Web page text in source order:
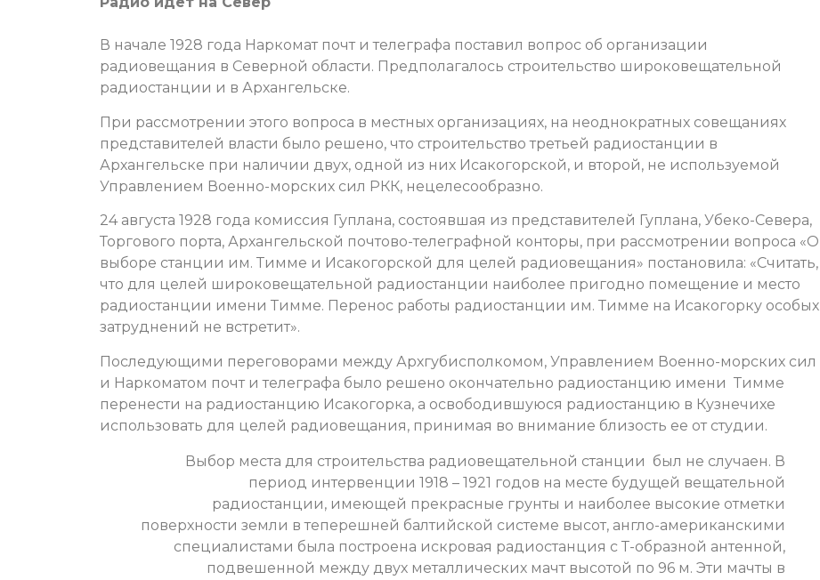
В начале 1928 года Наркомат почт и телеграфа поставил вопрос об организации
радиовещания в Северной области. Предполагалось строительство широковещательной
радиостанции и в Архангельске.
При рассмотрении этого вопроса в местных организациях, на неоднократных совещаниях
представителей власти было решено, что строительство третьей радиостанции в
Архангельске при наличии двух, одной из них Исакогорской, и второй, не используемой
Управлением Военно-морских сил РКК, нецелесообразно.
24 августа 1928 года комиссия Гуплана, состоявшая из представителей Гуплана, Убеко-Севера,
Торгового порта, Архангельской почтово-телеграфной конторы, при рассмотрении вопроса «О
выборе станции им. Тимме и Исакогорской для целей радиовещания» постановила: «Считать,
что для целей широковещательной радиостанции наиболее пригодно помещение и место
радиостанции имени Тимме. Перенос работы радиостанции им. Тимме на Исакогорку особых
затруднений не встретит».
Последующими переговорами между Архгубисполкомом, Управлением Военно-морских сил
и Наркоматом почт и телеграфа было решено окончательно радиостанцию имени Тимме
перенести на радиостанцию Исакогорка, а освободившуюся радиостанцию в Кузнечихе
использовать для целей радиовещания, принимая во внимание близость ее от студии.
Выбор места для строительства радиовещательной станции был не случаен. В
период интервенции 1918 – 1921 годов на месте будущей вещательной
радиостанции, имеющей прекрасные грунты и наиболее высокие отметки
поверхности земли в теперешней балтийской системе высот, англо-американскими
специалистами была построена искровая радиостанция с Т-образной антенной,
подвешенной между двух металлических мачт высотой по 96 м. Эти мачты в